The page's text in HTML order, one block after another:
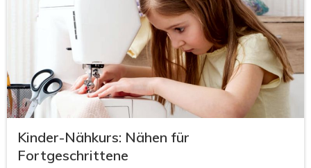
Kinder-Nähkurs: Nähen für
Fortgeschrittene